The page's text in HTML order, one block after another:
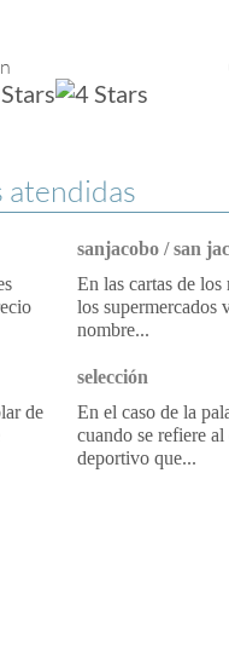
atendidas
sanjacobo / san
En las cartas de los
los supermercados
nombre...
de
selección
En el caso de la
cuando se refiere
deportivo que...